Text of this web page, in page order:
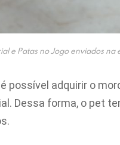
e Patas no Jogo enviados na
é possível adquirir o
Dessa forma, o pet